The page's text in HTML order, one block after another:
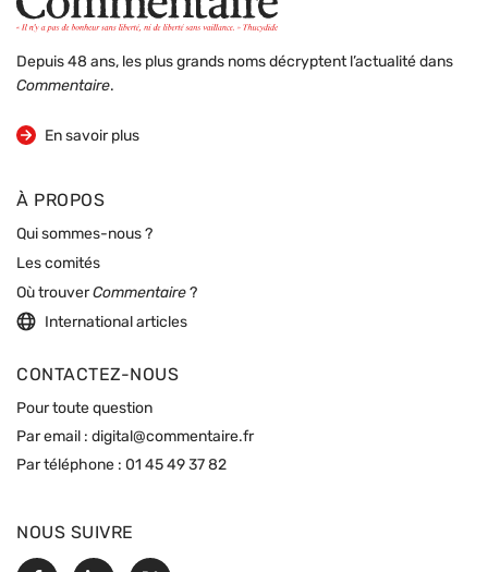
Depuis 48 ans, les plus grands noms décryptent l’actualité dans
Commentaire.
En savoir plus
sur la revue
À PROPOS
Qui sommes-nous ?
Les comités
Où trouverCommentaire ?
International articles
CONTACTEZ-NOUS
Pour toute question
Par email : digital@commentaire.fr
Par téléphone : 01 45 49 37 82
NOUS SUIVRE